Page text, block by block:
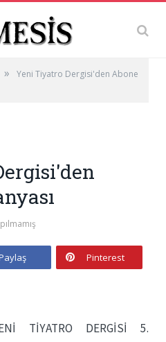
»
Yeni Tiyatro Dergisi'den Abone
Pinterest
TİYATRO DERGİSİ 5.